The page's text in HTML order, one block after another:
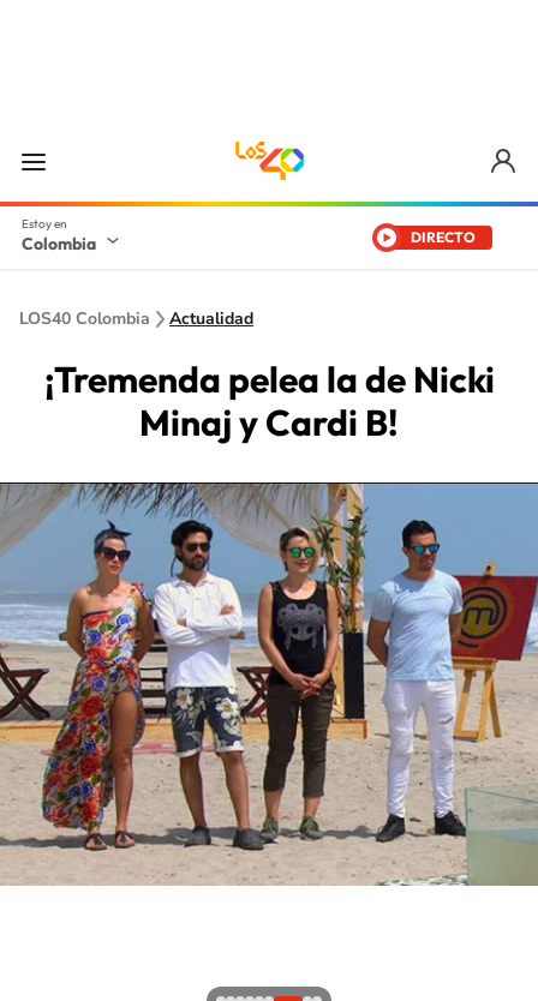
Colombia DIRECTO
LOS40 Colombia Actualidad
¡Tremenda pelea la de Nicki
Minaj y Cardi B!